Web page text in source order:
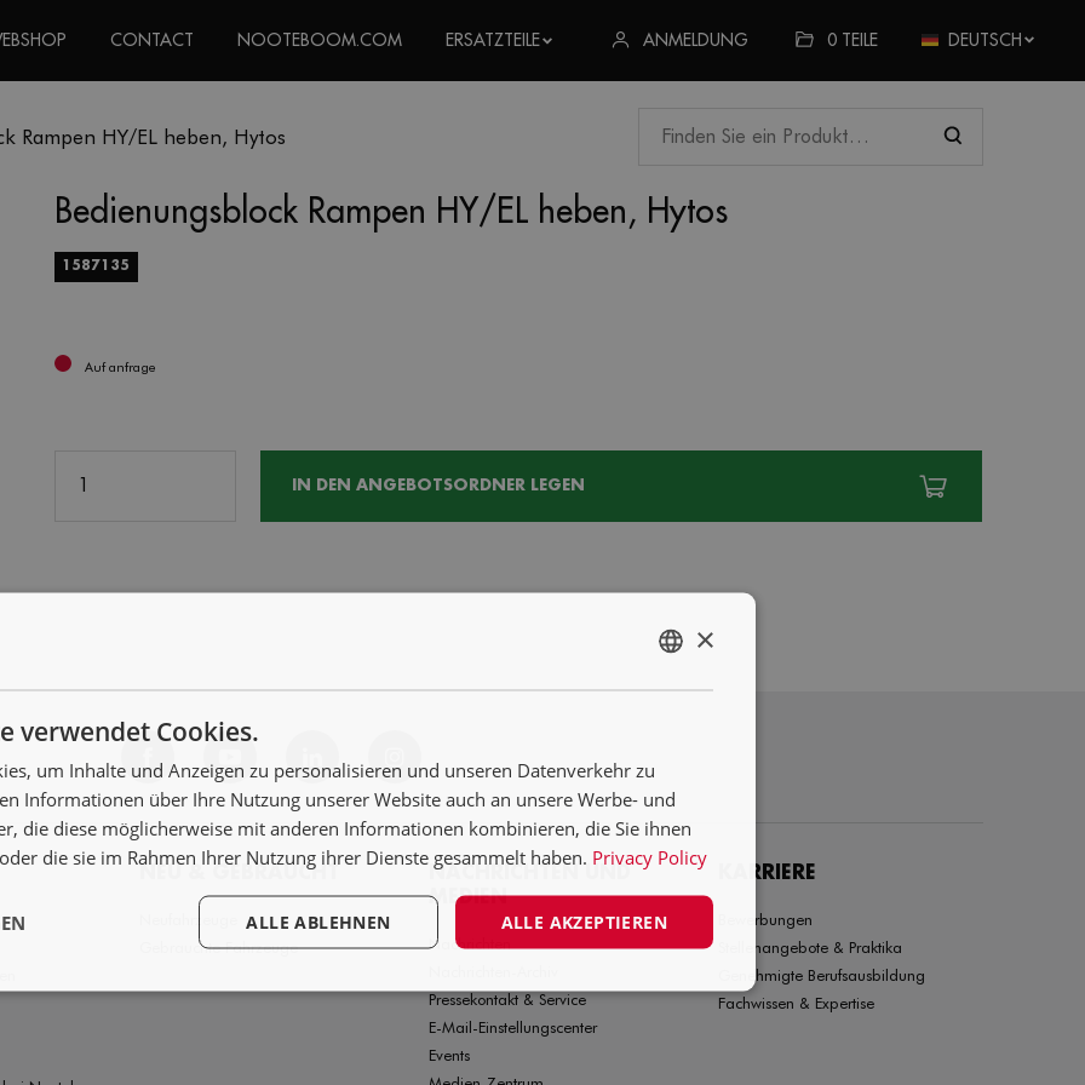
CONTACT NOOTEBOOM.COM ERSATZTEILE ANMELDUNG 0 TEILE DEUTSCH
Rampen HY/EL heben, Hytos
Bedienungsblock Rampen HY/EL heben, Hytos
1587135
Auf anfrage
IN DEN ANGEBOTSORDNER LEGEN
NEU & GEBRAUCHT
Gebrauchte Fahrzeuge
NACHRICHTEN UND
MEDIEN
Nachrichten
Pressekontakt & Service
E-Mail-Einstellungscenter
Events
KARRIERE
Bewerbungen
Stellenangebote & Praktika
Genehmigte Berufsausbildung
Fachwissen & Expertise
×
verwendet Cookies.
um Inhalte und Anzeigen zu personalisieren und unseren Datenverkehr zu
Informationen über Ihre Nutzung unserer Website auch an unsere Werbe- und
die diese möglicherweise mit anderen Informationen kombinieren, die Sie ihnen
die sie im Rahmen Ihrer Nutzung ihrer Dienste gesammelt haben. Privacy Policy
ALLE AKZEPTIEREN
ALLE ABLEHNEN